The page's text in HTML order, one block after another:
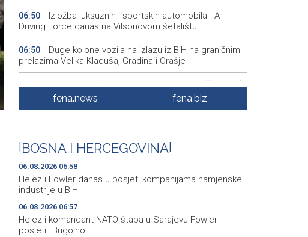
06:50
Izložba luksuznih i sportskih automobila - A
Driving Force danas na Vilsonovom šetalištu
06:50
Duge kolone vozila na izlazu iz BiH na graničnim
prelazima Velika Kladuša, Gradina i Orašje
Najave događaja za 6. 8. 2026. godine (četvrtak)
Vlada Srbije: Nema opasnosti od nestašica
20:29
Rukometaši 'Slobode' ulaze u novu sezonu s
ciljem povratka u Premijer ligu
fena.news fena.biz
BOSNA I HERCEGOVINA
06.08.2026 06:58
Helez i Fowler danas u posjeti kompanijama namjenske
industrije u BiH
06.08.2026 06:57
Helez i komandant NATO štaba u Sarajevu Fowler
posjetili Bugojno